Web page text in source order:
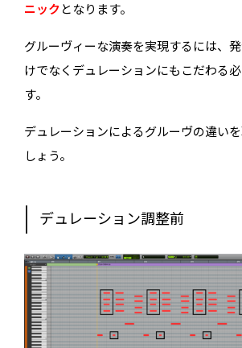
ニックとなります。
グルーヴィーな演奏を実現するには、
けでなくデュレーションにもこだわる
す。
デュレーションによるグルーヴの違い
しょう。
デュレーション調整前